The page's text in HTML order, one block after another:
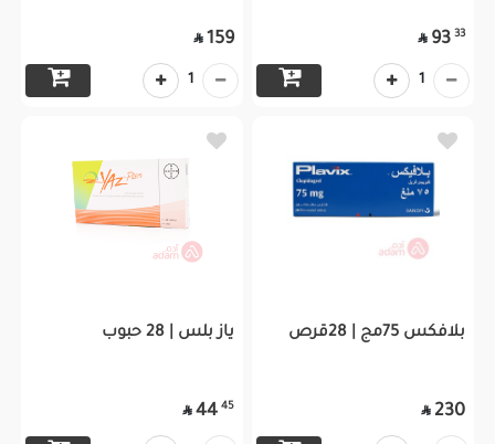
33
93

1
159

1
بلافكس 75مج | 28قرص
230

ياز بلس | 28 حبوب
45
44
